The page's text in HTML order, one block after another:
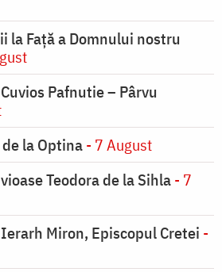
la Faţă a Domnului nostru
Pafnutie – Pârvu
la Optina- 7 August
Teodora de la Sihla- 7
Miron, Episcopul Cretei -